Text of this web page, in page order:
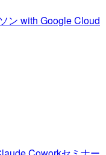
ン with Google Cloud